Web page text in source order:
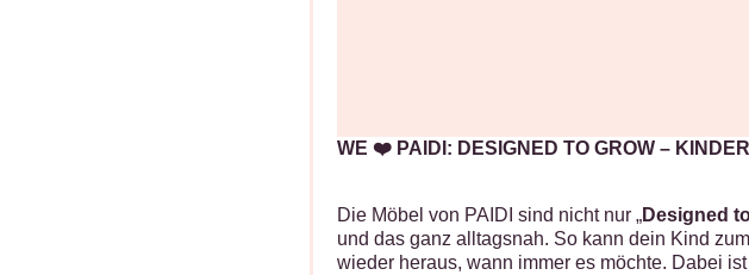
WE ❤️ PAIDI: DESIGNED TO GROW –
Die Möbel von PAIDI sind nicht nur „Designed
und das ganz alltagsnah. So kann dein Kind
wieder heraus, wann immer es möchte. Dabei